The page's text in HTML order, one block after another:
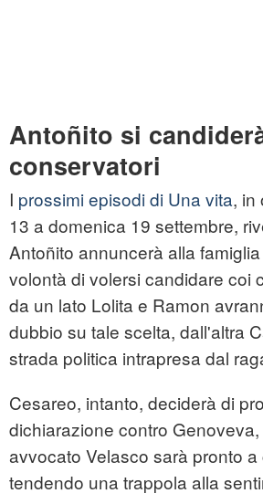
Antoñito si
conservatori
I prossimi episodi di Una vita, in
13 a domenica 19 settembre,
Antoñito annuncerà alla
volontà di volersi candidare coi
da un lato Lolita e Ramon
dubbio su tale scelta, dall'altra
strada politica intrapresa dal
Cesareo, intanto, deciderà di
dichiarazione contro
avvocato Velasco sarà pronto
tendendo una trappola alla